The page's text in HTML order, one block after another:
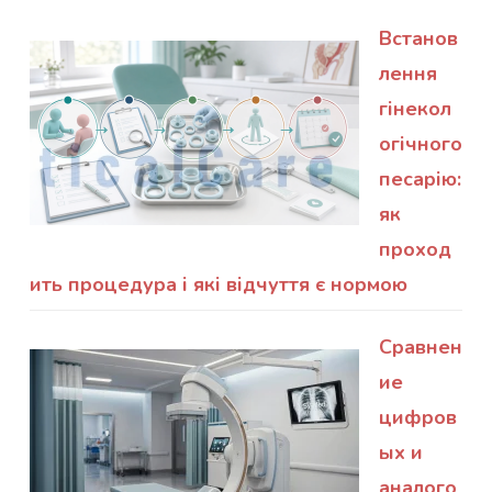
Встанов
лення
гінекол
огічного
песарію:
як
проход
ить процедура і які відчуття є нормою
Сравнен
ие
цифров
ых и